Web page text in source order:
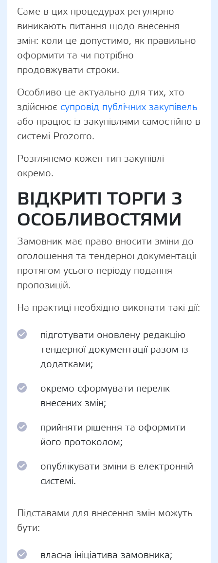
Саме в цих процедурах регулярно
виникають питання щодо внесення
змін: коли це допустимо, як правильно
оформити та чи потрібно
продовжувати строки.
Особливо це актуально для тих, хто
здійснює супровід публічних закупівель
або працює із закупівлями самостійно в
системі Prozorro.
Розглянемо кожен тип закупівлі
окремо.
ВІДКРИТІ ТОРГИ З
ОСОБЛИВОСТЯМИ
Замовник має право вносити зміни до
оголошення та тендерної документації
протягом усього періоду подання
пропозицій.
На практиці необхідно виконати такі дії:
підготувати оновлену редакцію
тендерної документації разом із
додатками;
окремо сформувати перелік
внесених змін;
прийняти рішення та оформити
його протоколом;
опублікувати зміни в електронній
системі.
Підставами для внесення змін можуть
бути:
власна ініціатива замовника;